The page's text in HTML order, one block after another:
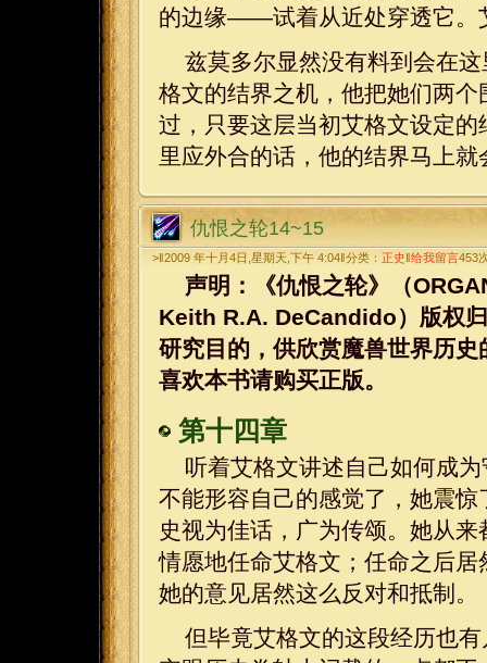
的边缘——试着从近处穿透它。
兹莫多尔显然没有料到会在
格文的结界之机，他把她们两
过，只要这层当初艾格文设定
里应外合的话，他的结界马上
仇恨之轮14~15
>‖2009 年十月4日,星期天,下午 4:04‖分类： 正史‖给我留言453
声明：《仇恨之轮》（
Keith R.A. DeCandido）版权
研究目的，供欣赏魔兽世界历
喜欢本书请购买正版。
第十四章
听着艾格文讲述自己如何成
不能形容自己的感觉了，她震
史视为佳话，广为传颂。她从
情愿地任命艾格文；任命之后
她的意见居然这么反对和抵制。
但毕竟艾格文的这段经历也